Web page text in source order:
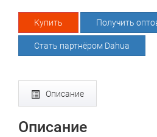
Купить Получить
Стать партнёром Dahua
Описание
Описание